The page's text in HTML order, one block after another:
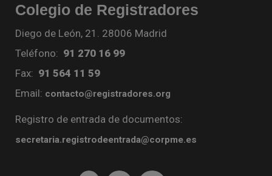
Colegio de Registradores
Diego de León, 21. 28006 Madrid
Teléfono: 91 270 16 99
Fax: 91 564 11 59
Email: contacto@registradores.org
Registro de entrada de documentos:
secretaria.registrodeentrada@corpme.es